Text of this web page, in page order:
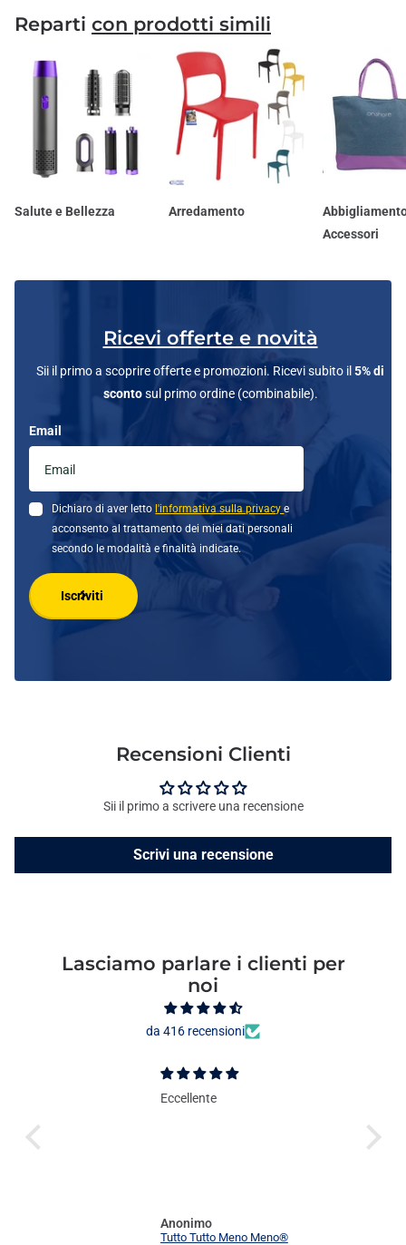
Reparti con prodotti simili
Salute e Bellezza Arredamento
Accessori
Ricevi offerte e novità
Sii il primo a scoprire offerte e promozioni. Ricevi subito il 5% di
scontosul primo ordine (combinabile).
Email
Dichiaro di aver letto l'informativa sulla privacye
acconsento al trattamento dei miei dati personali
secondo le modalità e finalità indicate.
Iscriviti
Recensioni Clienti
Sii il primo a scrivere una recensione
Scrivi una recensione
Lasciamo parlare i clienti per
noi
da 416 recensioni
Eccellente
Anonimo
Tutto Tutto Meno Meno®